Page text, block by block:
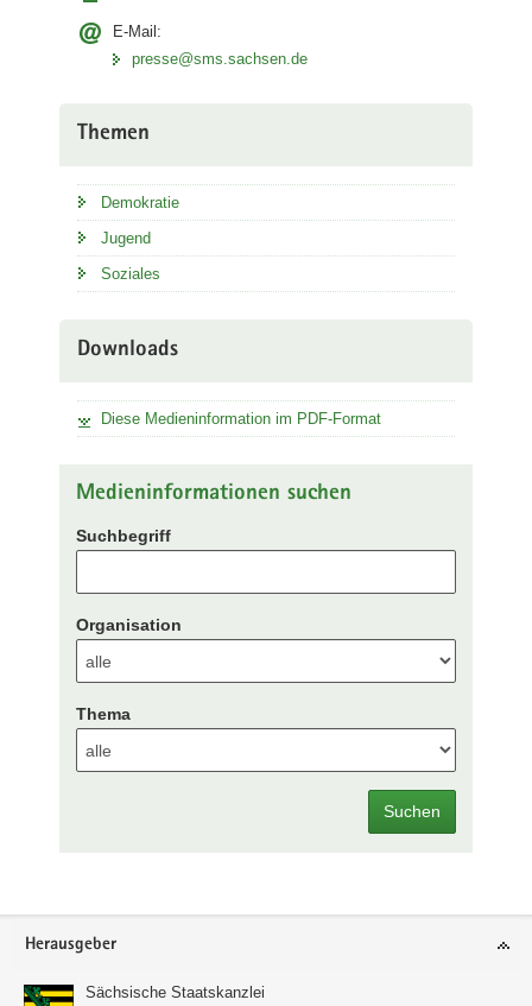
E-Mail:
presse@sms.sachsen.de
Themen
Demokratie
Jugend
Soziales
Downloads
Diese Medieninformation im PDF-Format
Medieninformationen suchen
Suchbegriff
Organisation
Thema
Suchen
Footer-
Herausgeber
Sächsische Staatskanzlei